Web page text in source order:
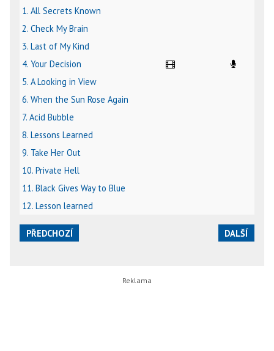
1. All Secrets Known
2. Check My Brain
3. Last of My Kind
4. Your Decision
5. A Looking in View
6. When the Sun Rose Again
7. Acid Bubble
8. Lessons Learned
9. Take Her Out
10. Private Hell
11. Black Gives Way to Blue
12. Lesson learned
PŘEDCHOZÍ DALŠÍ